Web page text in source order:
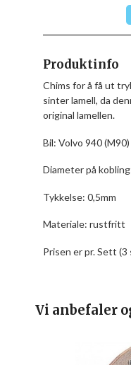
Produktinfo
Chims for å få ut
sinter lamell, da
original lamellen.
Bil:Volvo 940 (M90)
Diameter på
Tykkelse: 0,5mm
Materiale: rustfritt
Prisen er pr. Sett (3
Vi anbefaler